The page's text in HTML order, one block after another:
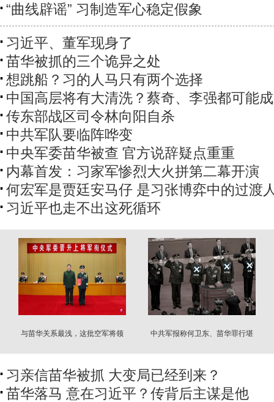
“曲线辟谣” 习制造军心稳定假象
习近平、董军现身了
苗华被抓的三个诡异之处
想跳船？习的人马只有两个选择
中国高层将有大清洗？蔡奇、李强都可能
传东部战区司令林向阳自杀
中共军队要临阵哗变
中央军委苗华被查 官方说辞疑点重重
内幕首发：习家军惨烈大火拼第二幕开演
何宏军是贾廷安马仔 是习张博弈中的过渡
习近平也走不出这死循环
与苗华关系最浅，这批空军将领
中共军报称何卫东、苗华罪行堪
习亲信苗华被抓 大变局已经到来？
苗华落马 意在习近平？传背后主谋是他